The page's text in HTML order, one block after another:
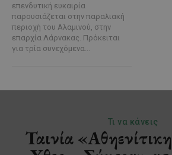
επενδυτική ευκαιρία
παρουσιάζεται στην παραλιακή
περιοχή του Αλαμινού, στην
επαρχία Λάρνακας. Πρόκειται
για τρία συνεχόμενα...